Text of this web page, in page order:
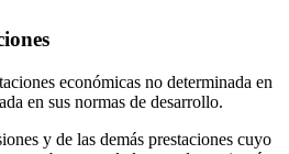
económicas no determinada en
en sus normas de desarrollo.
y de las demás prestaciones cuyo